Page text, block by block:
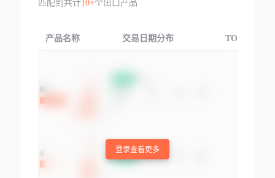
匹配到共计10+个出口产品
产品名称 交易日期分布 TOP3交易国
登录查看更多